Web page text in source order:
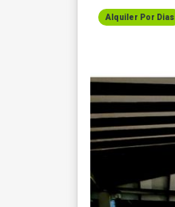
Alquiler Por Dias